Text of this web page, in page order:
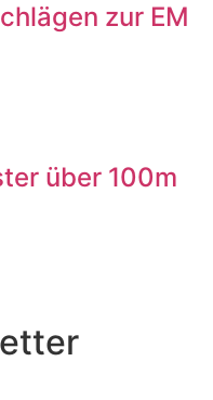
zur EM
über 100m